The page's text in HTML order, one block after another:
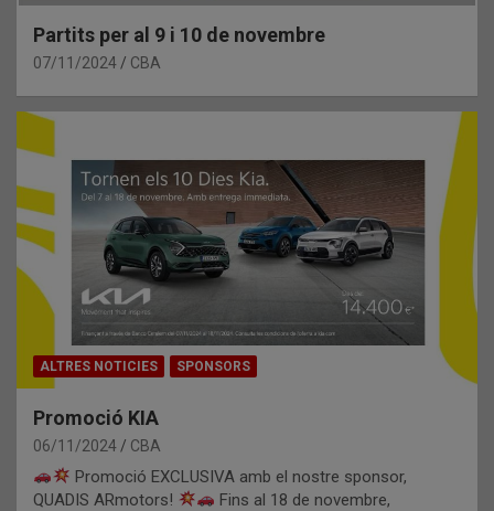
Partits per al 9 i 10 de novembre
07/11/2024 CBA
ALTRES NOTICIES SPONSORS
Promoció KIA
06/11/2024 CBA
Promoció EXCLUSIVA amb el nostre sponsor,
QUADIS ARmotors!
Fins al 18 de novembre,